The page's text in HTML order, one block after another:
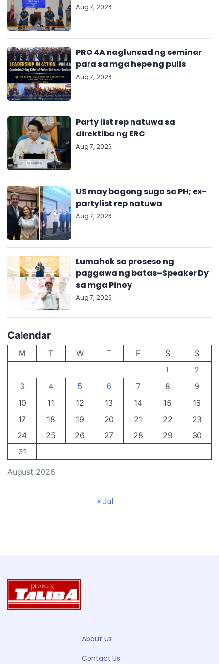
Aug 7, 2026
PRO 4A naglunsad ng seminar
para sa mga hepe ng pulis
Aug 7, 2026
Party list rep natuwa sa
direktiba ng ERC
Aug 7, 2026
US may bagong sugo sa PH; ex-
partylist rep natuwa
Aug 7, 2026
Lumahok sa proseso ng
paggawa ng batas–Speaker Dy
sa mga Pinoy
Aug 7, 2026
Calendar
August 2026
M T W T F S S
1
2
3
4 5 6 7 8
9
10
11 12 13 14 15
16
17
18 19 20 21 22
23
24
25 26 27 28 29
30
31
« Jul
About Us
Contact Us